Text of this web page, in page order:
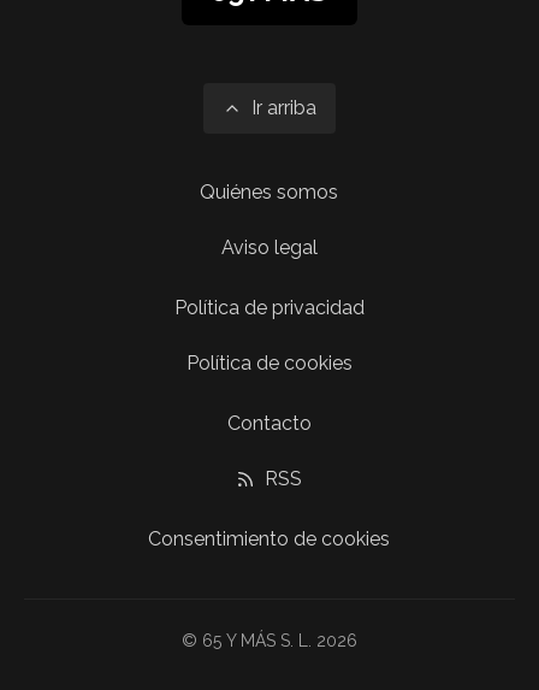
Ir arriba
Quiénes somos
Aviso legal
Política de privacidad
Política de cookies
Contacto
RSS
Consentimiento de cookies
© 65 Y MÁS S. L. 2026